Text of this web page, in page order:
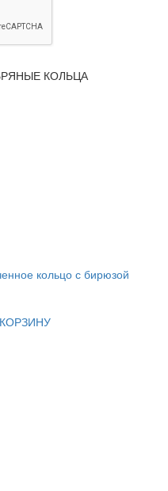
КОЛЬЦА
кольцо с бирюзой